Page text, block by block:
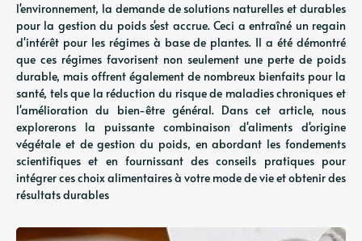
l'environnement, la demande de solutions naturelles et durables
pour la gestion du poids s'est accrue. Ceci a entraîné un regain
d'intérêt pour les régimes à base de plantes. Il a été démontré
que ces régimes favorisent non seulement une perte de poids
durable, mais offrent également de nombreux bienfaits pour la
santé, tels que la réduction du risque de maladies chroniques et
l'amélioration du bien-être général. Dans cet article, nous
explorerons la puissante combinaison d'aliments d'origine
végétale et de gestion du poids, en abordant les fondements
scientifiques et en fournissant des conseils pratiques pour
intégrer ces choix alimentaires à votre mode de vie et obtenir des
résultats durables